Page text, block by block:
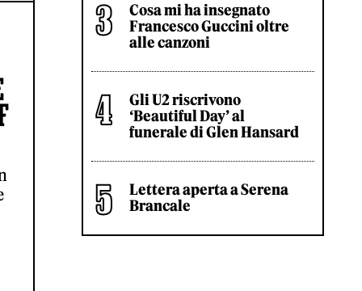
Cosa mi ha insegnato
Francesco Guccini oltre
alle canzoni
Gli U2 riscrivono
‘Beautiful Day’ al
funerale di Glen Hansard
Lettera aperta a Serena
Brancale